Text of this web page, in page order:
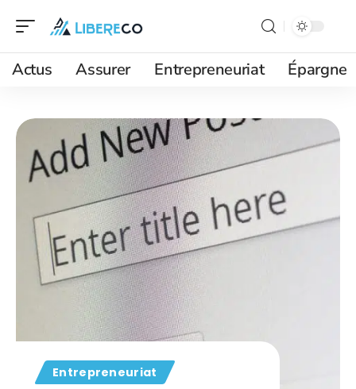
Actus Assurer Entrepreneuriat Épargne
Entrepreneuriat